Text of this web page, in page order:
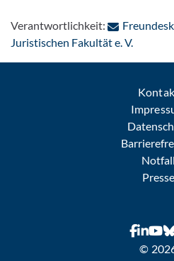
Verantwortlichkeit:
Juristischen Fakultät e. V.
Notfall
Presse
©